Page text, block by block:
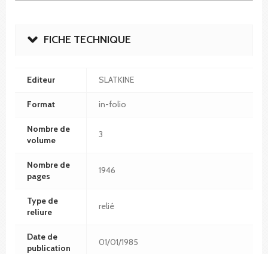
FICHE TECHNIQUE
Editeur SLATKINE
Format in-folio
Nombre de
volume
3
Nombre de
pages
1946
Type de
reliure
relié
Date de
publication
01/01/1985